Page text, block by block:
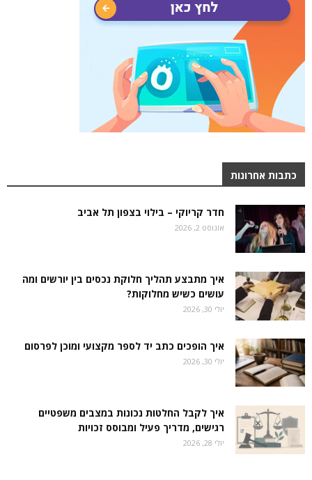
כתבות אחרונות
חדר קריוקי – בילוי בצפון תל אביב
אוגוסט 2, 2026
איך מתבצע תהליך חלוקת נכסים בין יורשים ומה
עושים כשיש מחלוקות?
יולי 30, 2026
איך הופכים כתב יד לספר מקצועי ומוכן לפרסום
יולי 30, 2026
איך לקבל החלטות נכונות במצבים משפטיים
רגישים, מדריך פעיל ומבוסס זכויות
יולי 28, 2026